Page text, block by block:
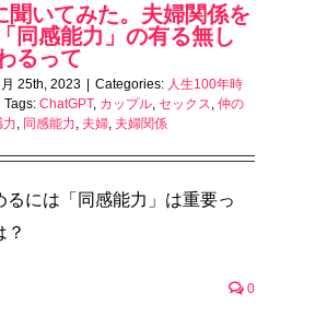
いてみた。夫婦関係を
同感能力」の有る無し
るって
25th, 2023 Categories: 人生100年時
Tags: ChatGPT, カップル, セックス, 仲の
力, 同感能力, 夫婦, 夫婦関係
るには「同感能力」は重要っ
？
0